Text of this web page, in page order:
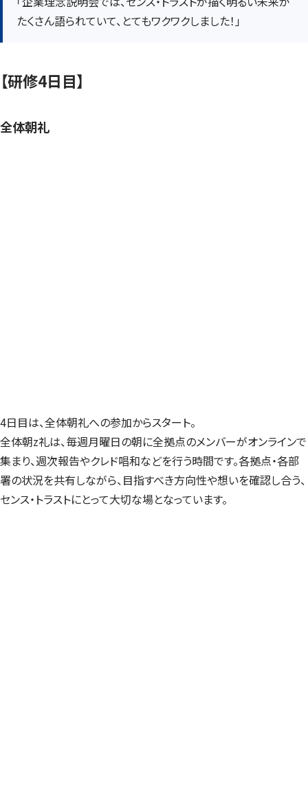
たくさん語られていて、とてもワクワクしました！」
【研修4日目】
全体朝礼
4日目は、全体朝礼への参加からスタート。
全体朝z礼は、毎週月曜日の朝に全拠点のメンバーがオンラインで
集まり、週次報告やクレド唱和などを行う時間です。各拠点・各部
署の状況を共有しながら、目指すべき方向性や想いを確認し合う、
センス・トラストにとって大切な場となっています。